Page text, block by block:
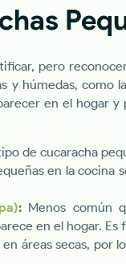
pero
y húmedas, como
en el hogar y
de cucaracha
en la
: Menos común
en el hogar.
áreas secas, por